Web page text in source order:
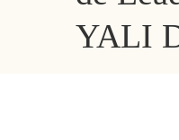
YALI